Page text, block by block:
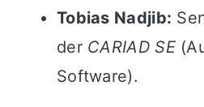
Tobias Nadjib:
der CARIAD SE
Software).